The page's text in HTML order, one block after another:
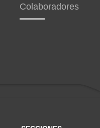
Colaboradores